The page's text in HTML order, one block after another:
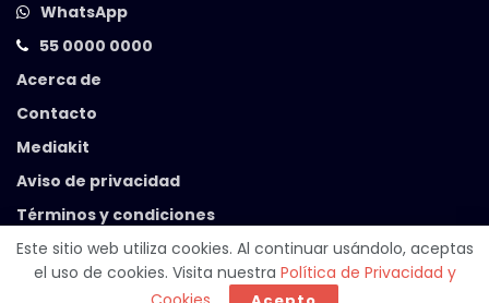
WhatsApp
55 0000 0000
Acerca de
Contacto
Mediakit
Aviso de privacidad
Términos y condiciones
© 2025 Serpientes y Escaleras. Powered by
Este sitio web utiliza cookies. Al continuar usándolo, aceptas
el uso de cookies. Visita nuestra Política de Privacidad y